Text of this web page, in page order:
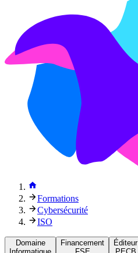
Formations
Cybersécurité
ISO
Domaine
Financement
Éditeur